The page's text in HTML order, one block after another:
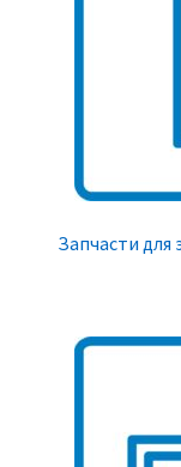
Запчасти для